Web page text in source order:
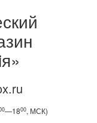
—1800, МСК)